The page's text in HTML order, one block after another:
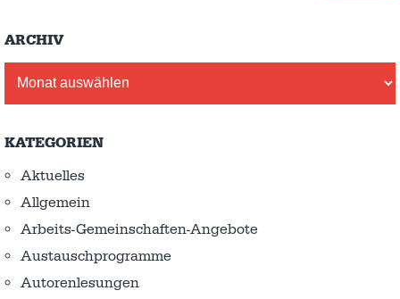
ARCHIV
KATEGORIEN
Aktuelles
Allgemein
Arbeits-Gemeinschaften-Angebote
Austausch­programme
Autorenlesungen